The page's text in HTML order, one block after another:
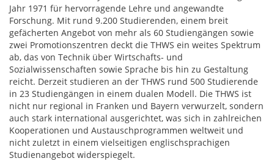
Jahr 1971 für hervorragende Lehre und angewandte
Forschung. Mit rund 9.200 Studierenden, einem breit
gefächerten Angebot von mehr als 60 Studiengängen sowie
zwei Promotionszentren deckt die THWS ein weites Spektrum
ab, das von Technik über Wirtschafts- und
Sozialwissenschaften sowie Sprache bis hin zu Gestaltung
reicht. Derzeit studieren an der THWS rund 500 Studierende
in 23 Studiengängen in einem dualen Modell. Die THWS ist
nicht nur regional in Franken und Bayern verwurzelt, sondern
auch stark international ausgerichtet, was sich in zahlreichen
Kooperationen und Austauschprogrammen weltweit und
nicht zuletzt in einem vielseitigen englischsprachigen
Studienangebot widerspiegelt.